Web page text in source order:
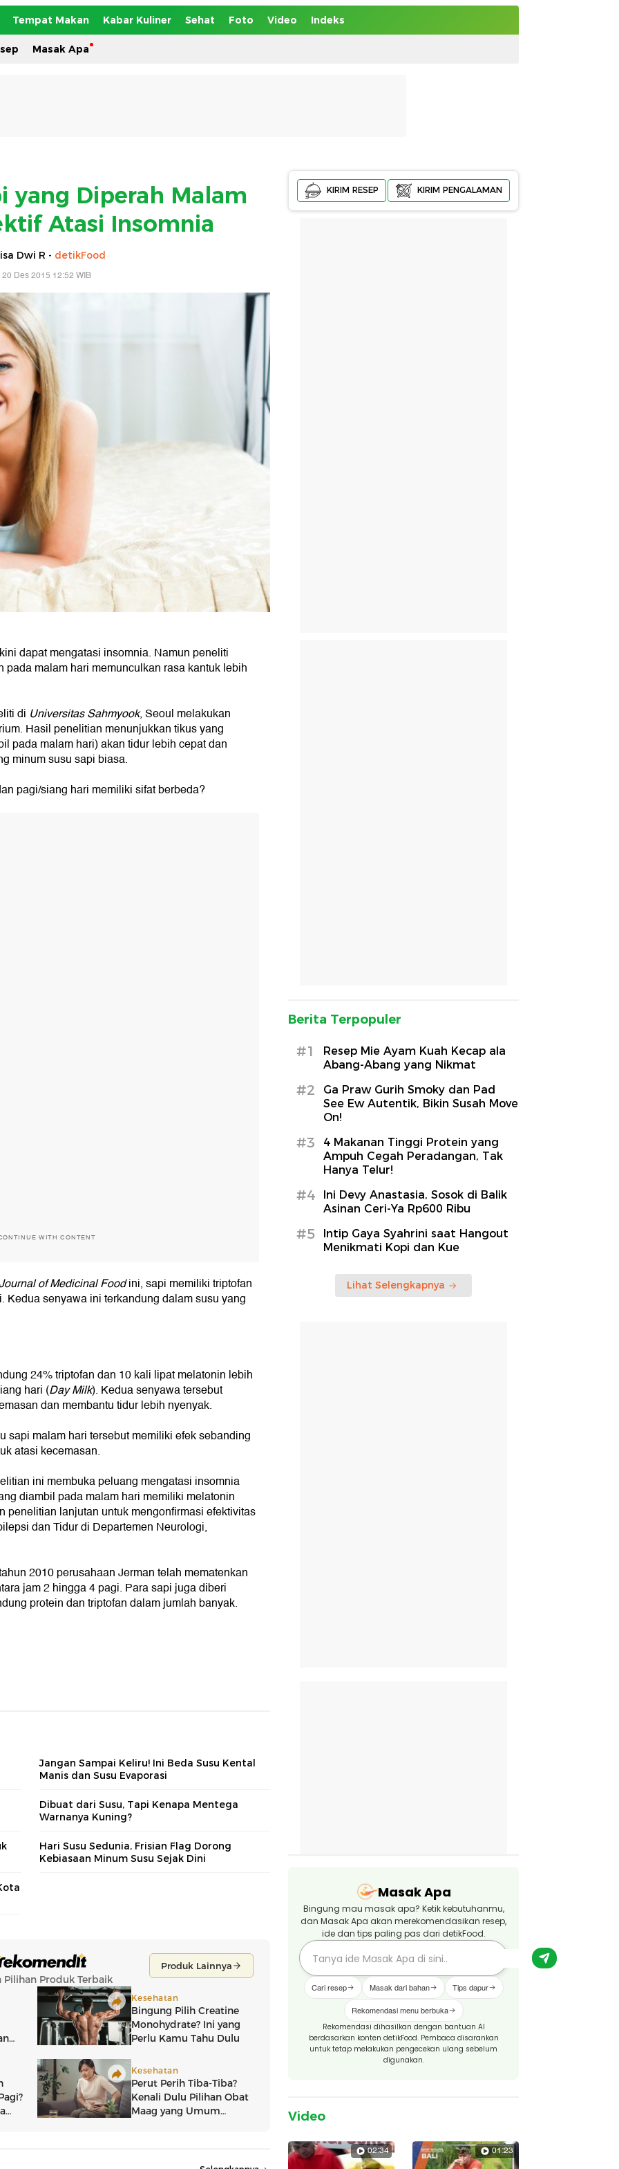
Tempat Makan Kabar Kuliner Sehat Foto Video Indeks
Masak Apa
yang Diperah Malam
Atasi Insomnia
Dwi R - detikFood
Des 2015 12:52 WIB
dapat mengatasi insomnia. Namun peneliti
malam hari memunculkan rasa kantuk lebih
di Universitas Sahmyook, Seoul melakukan
Hasil penelitian menunjukkan tikus yang
pada malam hari) akan tidur lebih cepat dan
minum susu sapi biasa.
pagi/siang hari memiliki sifat berbeda?
WITH CONTENT
of Medicinal Foodini, sapi memiliki triptofan
senyawa ini terkandung dalam susu yang
24% triptofan dan 10 kali lipat melatonin lebih
hari (Day Milk). Kedua senyawa tersebut
dan membantu tidur lebih nyenyak.
sapi malam hari tersebut memiliki efek sebanding
atasi kecemasan.
ini membuka peluang mengatasi insomnia
diambil pada malam hari memiliki melatonin
penelitian lanjutan untuk mengonfirmasi efektivitas
dan Tidur di Departemen Neurologi,
2010 perusahaan Jerman telah mematenkan
jam 2 hingga 4 pagi. Para sapi juga diberi
protein dan triptofan dalam jumlah banyak.
Jangan Sampai Keliru! Ini Beda Susu Kental
Manis dan Susu Evaporasi
Dibuat dari Susu, Tapi Kenapa Mentega
Warnanya Kuning?
Hari Susu Sedunia, Frisian Flag Dorong
Kebiasaan Minum Susu Sejak Dini
KIRIM RESEP KIRIM PENGALAMAN
Berita Terpopuler
#1
Resep Mie Ayam Kuah Kecap ala
Abang-Abang yang Nikmat
#2
Ga Praw Gurih Smoky dan Pad
See Ew Autentik, Bikin Susah Move
On!
#3
4 Makanan Tinggi Protein yang
Ampuh Cegah Peradangan, Tak
Hanya Telur!
#4
Ini Devy Anastasia, Sosok di Balik
Asinan Ceri-Ya Rp600 Ribu
#5
Intip Gaya Syahrini saat Hangout
Menikmati Kopi dan Kue
Lihat Selengkapnya
Masak Apa
Bingung mau masak apa? Ketik kebutuhanmu,
dan Masak Apa akan merekomendasikan resep,
ide dan tips paling pas dari detikFood.
Cari resep Masak dari bahan Tips dapur
Rekomendasi menu berbuka
Rekomendasi dihasilkan dengan bantuan AI
berdasarkan konten detikFood. Pembaca disarankan
untuk tetap melakukan pengecekan ulang sebelum
digunakan.
Video
02:34 01:23